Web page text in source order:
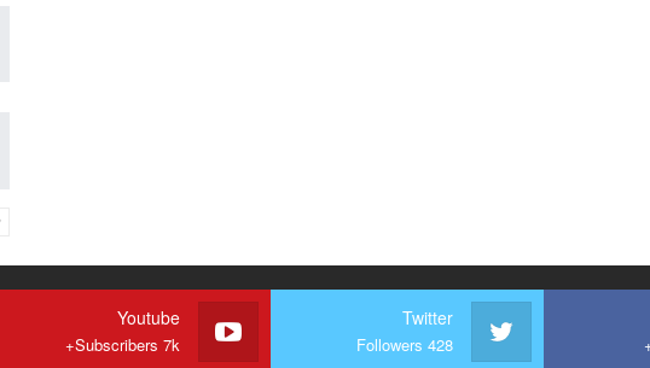
Twitter
Followers 428
Youtube
Subscribers 7k+